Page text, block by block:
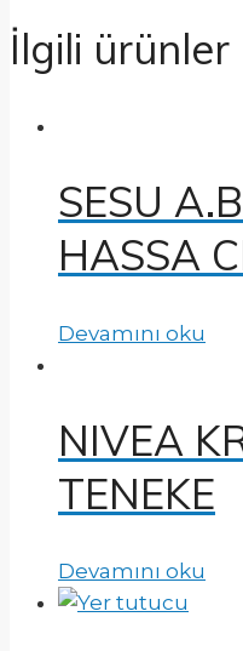
İlgili ürünler
SESU
HASSA
Devamını oku
NIVEA
TENEKE
Devamını oku